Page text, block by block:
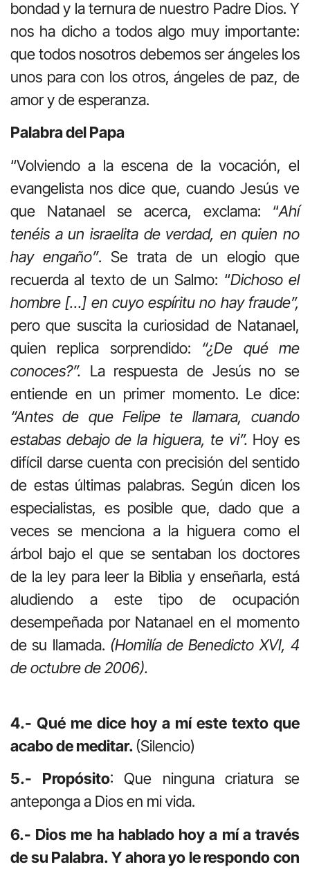
bondad y la ternura de nuestro Padre Dios. Y
nos ha dicho a todos algo muy importante:
que todos nosotros debemos ser ángeles los
unos para con los otros, ángeles de paz, de
amor y de esperanza.
Palabra del Papa
“Volviendo a la escena de la vocación, el
evangelista nos dice que, cuando Jesús ve
que Natanael se acerca, exclama: “Ahí
tenéis a un israelita de verdad, en quien no
hay engaño”. Se trata de un elogio que
recuerda al texto de un Salmo: “Dichoso el
hombre […] en cuyo espíritu no hay fraude”,
pero que suscita la curiosidad de Natanael,
quien replica sorprendido: “¿De qué me
conoces?”. La respuesta de Jesús no se
entiende en un primer momento. Le dice:
“Antes de que Felipe te llamara, cuando
estabas debajo de la higuera, te vi”. Hoy es
difícil darse cuenta con precisión del sentido
de estas últimas palabras. Según dicen los
especialistas, es posible que, dado que a
veces se menciona a la higuera como el
árbol bajo el que se sentaban los doctores
de la ley para leer la Biblia y enseñarla, está
aludiendo a este tipo de ocupación
desempeñada por Natanael en el momento
de su llamada. (Homilía de Benedicto XVI, 4
de octubre de 2006).
4.- Qué me dice hoy a mí este texto que
acabo de meditar.(Silencio)
5.- Propósito: Que ninguna criatura se
anteponga a Dios en mi vida.
6.- Dios me ha hablado hoy a mí a través
de su Palabra. Y ahora yo le respondo con